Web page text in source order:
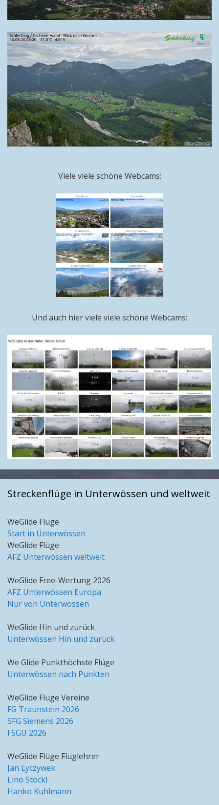
Viele viele schöne Webcams:
Und auch hier viele viele schöne Webcams:
Streckenflüge in Unterwössen und weltweit
WeGlide Flüge
Start in Unterwössen
WeGlide Flüge
AFZ Unterwössen weltweit
WeGlide Free-Wertung 2026
AFZ Unterwössen Europa
Nur von Unterwössen
WeGlide Hin und zurück
Unterwössen Hin und zurück
We Glide Punkthöchste Flüge
Unterwössen nach Punkten
WeGlide Flüge Vereine
FG Traunstein 2026
SFG Siemens 2026
FSGU 2026
WeGlide Flüge Fluglehrer
Jan Lyczywek
Lino Stöckl
Hanko Kuhlmann